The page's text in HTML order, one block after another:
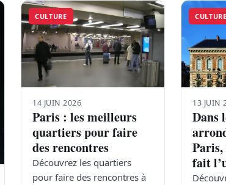
CULTURE
14 JUIN 2026
Paris : les meilleurs
quartiers pour faire
des rencontres
Découvrez les quartiers
pour faire des rencontres à
CULTURE
13 JUIN
Dans
fait